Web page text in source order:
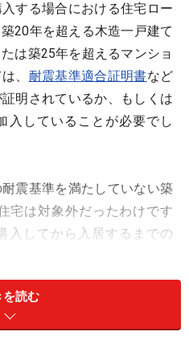
する場合における住宅ロー
20年を超える木造一戸建て
は築25年を超えるマンショ
、 耐震基準適合証明書など
明されているか、もしくは
入していることが必要でし
震基準を満たしていない築
宅は対象外だったわけです
入してから入居するまでの
この措置は、平成26年4月1
象です。
を読む